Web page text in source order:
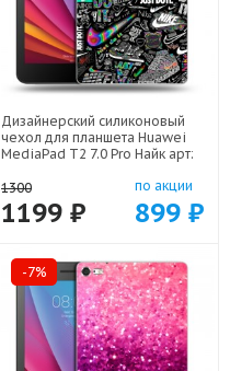
Дизайнерский силиконовый
чехол для планшета Huawei
MediaPad T2 7.0 Pro Найк арт:
1300
1199 ₽
по акции
899 ₽
-7%